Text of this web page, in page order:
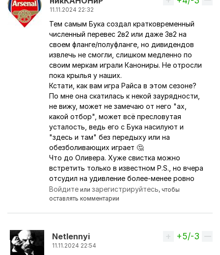
11.11.2024 22:32
Тем самым Бука создал кратковременный
численный перевес 2в2 или даже 3в2 на
своем фланге/полуфланге, но дивидендов
извлечь не смогли, слишком медленно по
своим меркам играли Канониры. Не отросли
пока крылья у наших.
Кстати, как вам игра Райса в этом сезоне?
По мне она скатилась к некой заурядности,
не вижу, может не замечаю от него "ах,
какой отбор", может всё пресловутая
усталость, ведь его с Бука насилуют и
"здесь и там" без передыху или на
обезболивающих играет 🤔
Что до Оливера. Хуже свистка можно
встретить только в известном P.S., но вчера
отсудил на удивление более-менее ровно
Войдите илизарегистрируйтесь, чтобы
оставлять комментарии
Netlennyi
11.11.2024 22:54
Вверх
+5/-3